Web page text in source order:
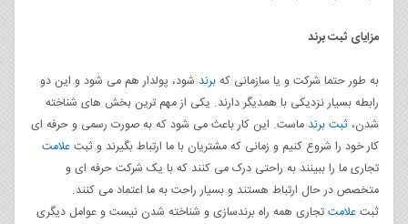
مزایای ثبت برند
به طور حتما شرکت و یا سازمانی کهبرند شود، پولدار هم می شود و این دو
رابطه بسیار نزدیکی با همدیگر دارند. یکی از مهم ترین بخش های شناخته
شدن، ثبت برند ماست. این کار باعث می شود که به صورت رسمی و حرفه ای
کار خود را شروع کنیم و زمانی که مشتریان با ما ارتباط بگیرند و ثبتعلامت
تجاری ما را ببینند به راحتی درک می کنند که با یک شرکت حرفه ای و
متخصص در حال ارتباط هستند و بسیار راحت به ما اعتماد می کنند.
ثبتعلامتتجاری همه راه برندسازی و شناخته شدن نیست و عوامل دیگری